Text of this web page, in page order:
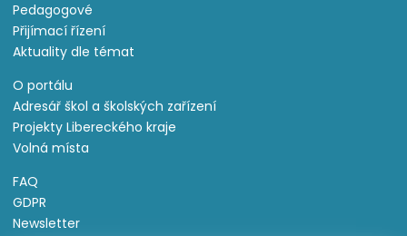
Pedagogové
Přijímací řízení
Aktuality dle témat
O portálu
Adresář škol a školských zařízení
Projekty Libereckého kraje
Volná místa
FAQ
GDPR
Newsletter